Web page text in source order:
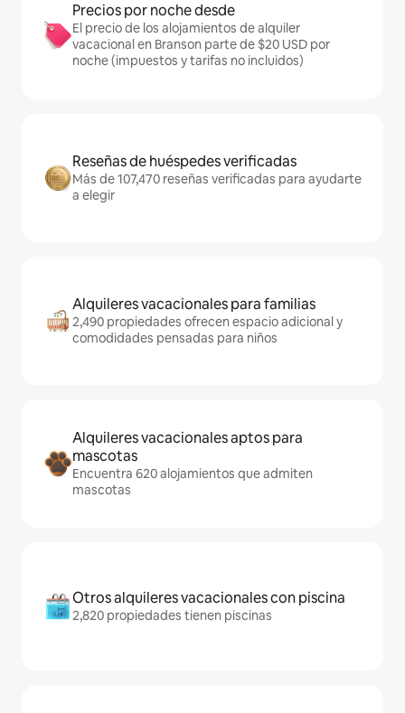
Precios por noche desde
El precio de los alojamientos de alquiler
vacacional en Branson parte de $20 USD por
noche (impuestos y tarifas no incluidos)
Reseñas de huéspedes verificadas
Más de 107,470 reseñas verificadas para ayudarte
a elegir
Alquileres vacacionales para familias
2,490 propiedades ofrecen espacio adicional y
comodidades pensadas para niños
Alquileres vacacionales aptos para
mascotas
Encuentra 620 alojamientos que admiten
mascotas
Otros alquileres vacacionales con piscina
2,820 propiedades tienen piscinas